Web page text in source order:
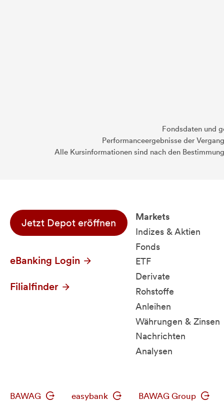
Fondsdaten und
Performanceergebnisse der
Alle Kursinformationen sind nach den
Jetzt Depot eröffnen
eBanking Login
Filialfinder
Markets
Indizes & Aktien
Fonds
ETF
Derivate
Rohstoffe
Anleihen
Währungen & Zinsen
Nachrichten
Analysen
BAWAG easybank BAWAG Group